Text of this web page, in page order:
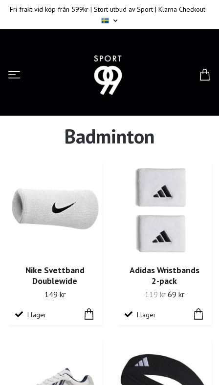
Fri frakt vid köp från 599kr | Stort utbud av Sport | Klarna Checkout
Badminton
Nike Svettband
Doublewide
149 kr
I lager
Adidas Wristbands
2-pack
119 kr 69 kr
I lager